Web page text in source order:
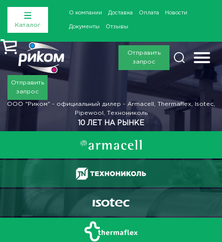
Каталог
О компании Доставка Оплата Новости
Документы Отзывы
Отправить
запрос
Отправить
запрос
ООО "Риком" - официальный дилер - Armacell, Thermaflex, Isotec,
Pipewool, Технониколь
10 ЛЕТ НА РЫНКЕ